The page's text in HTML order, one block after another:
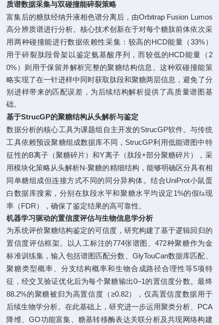
质谱数据采集与双碰撞能碎裂策略
富集后的糖肽经纳升液相色谱分离后，由Orbitrap Fusion Lumos
高分辨质谱进行分析。核心技术创新在于对每个糖肽前体依次采
用两种碰撞能进行数据依赖性采集：较高的HCD能量（33%）
用于碎裂肽段骨架以鉴定氨基酸序列，而较低的HCD能量（ 2
0%）则用于保留并解析完整的聚糖结构信息。这种双碰撞能策
略实现了在一针进样中同时获取肽段和聚糖两层信息，避免了分
别进样带来的匹配误差，为后续结构解析提供了高质量谱图基
础。
基于StrucGP的聚糖结构从头解析与鉴定
数据分析的核心工具为课题组自主开发的StrucGP软件。与传统
工具依赖预设聚糖组成数据库不同， StrucGP利用低能谱图中特
征性的B离子（聚糖碎片）和Y离子（肽段+部分聚糖碎片），采
用模块化策略从头解析N-聚糖的精细结构，能够明确区分具有相
同单糖组成但连接方式不同的同分异构体。结合UniProt小鼠蛋
白数据库搜索，分别在肽段水平和聚糖水平均设定1%的假fa现
率（FDR），确保了鉴定结果的高可靠性。
机器学习驱动的置信度评估与生物信息学分析
为系统评价聚糖结构鉴定的可信度，研究构建了基于逻辑回归的
置信度评估框架。以人工标注的774张谱图、472种聚糖作为金
标准训练集，输入包括谱图匹配分数、 GlyTouCan数据库匹配、
聚糖类型概率、分支结构概率和生物合成路径合理性等5项特
征，经交叉验证优化后为每个聚糖输出0–1的置信度分数。最终
88.2%的聚糖被归为高置信度（≥0.82），仅高置信度数据用于
后续生物学分析。在此基础上，研究进一步运用聚类分析、 PCA
降维、GO功能富集、糖基转移酶表达关联分析及共现网络构建